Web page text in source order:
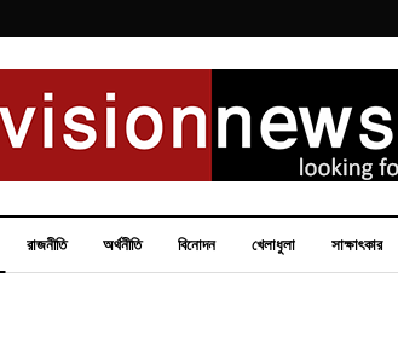
রাজনীতি অর্থনীতি বিনোদন খেলাধুলা সাক্ষাৎকার